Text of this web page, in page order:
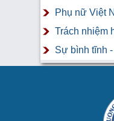
Phụ nữ Việt
Trách nhiệm
Sự bình tĩnh